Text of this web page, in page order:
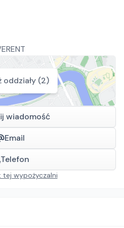
oddziały (2)
wiadomość
Email
Telefon
tej wypożyczalni